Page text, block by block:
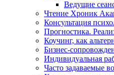
Ведущие
Чтение Хроник
Консультация
Прогностика.
Коучинг, как
Бизнес-
Индивидуальная
Часто задаваемые